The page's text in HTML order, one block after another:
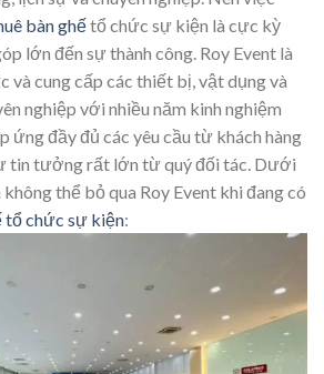
bàn ghếtổ chức sự kiện là cực kỳ
lớn đến sự thành công. Roy Event là
và cung cấp các thiết bị, vật dụng và
nghiệp với nhiều năm kinh nghiệm
ứng đầy đủ các yêu cầu từ khách hàng
tin tưởng rất lớn từ quý đối tác. Dưới
thể bỏ qua Roy Event khi đang có
tổ chức sự kiện: